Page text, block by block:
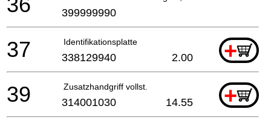
399999990
Identifikationsplatte +
37 338129940 2.00
Zusatzhandgriff vollst. +
39 314001030 14.55